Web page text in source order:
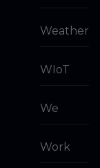
Weather
WIoT
We
Work